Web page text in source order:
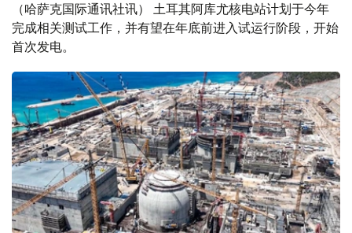
（哈萨克国际通讯社讯） 土耳其阿库尤核电站计划于今年
完成相关测试工作，并有望在年底前进入试运行阶段，开始
首次发电。